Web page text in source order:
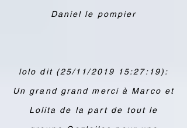
Daniel le pompier
lolo dit (25/11/2019 15:27:19):
Un grand grand merci à Marco et
Lolita de la part de tout le